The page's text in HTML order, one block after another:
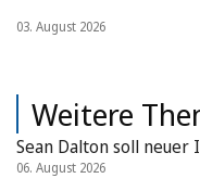
03. August 2026
Weitere
Sean Dalton soll
06. August 2026